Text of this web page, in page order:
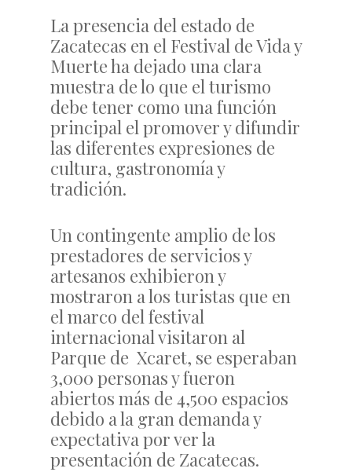
La presencia del estado de
Zacatecas en el Festival de Vida y
Muerte ha dejado una clara
muestra de lo que el turismo
debe tener como una función
principal el promover y difundir
las diferentes expresiones de
cultura, gastronomía y
tradición.
Un contingente amplio de los
prestadores de servicios y
artesanos exhibieron y
mostraron a los turistas que en
el marco del festival
internacional visitaron al
Parque de Xcaret, se esperaban
3,000 personas y fueron
abiertos más de 4,500 espacios
debido a la gran demanda y
expectativa por ver la
presentación de Zacatecas.